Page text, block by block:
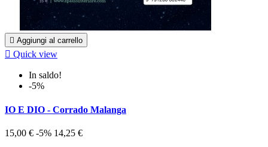
 Aggiungi al carrello
 Quick view
In saldo!
-5%
IO E DIO - Corrado Malanga
15,00 € -5% 14,25 €